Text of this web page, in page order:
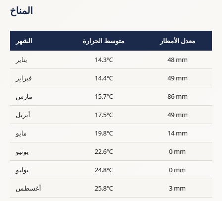
المناخ
الشهر متوسط الحرارة معدل الأمطار
يناير 14.3°C 48 mm
فبراير 14.4°C 49 mm
مارس 15.7°C 86 mm
أبريل 17.5°C 49 mm
مايو 19.8°C 14 mm
يونيو 22.6°C 0 mm
يوليو 24.8°C 0 mm
أغسطس 25.8°C 3 mm